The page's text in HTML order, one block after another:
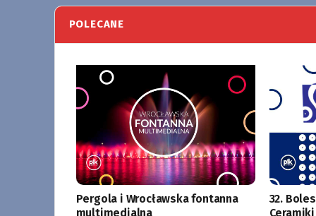
POLECANE
Pergola i Wrocławska fontanna
multimedialna
32.